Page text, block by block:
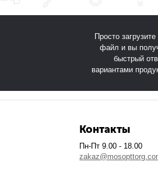
Просто
файл и вы
быстрый
вариантами
Контакты
Пн-Пт 9.00 - 18.00